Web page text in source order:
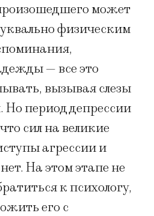
может
физическим
— все это
вызывая слезы
Но период депрессии
сил на великие
агрессии и
На этом этапе не
к психологу,
его с